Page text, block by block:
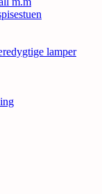
lamper